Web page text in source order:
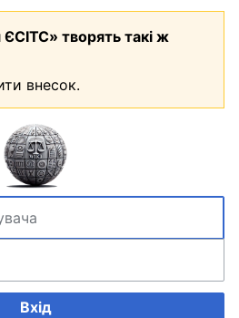
ЄСІТС» творять такі ж
внесок.
Вхід